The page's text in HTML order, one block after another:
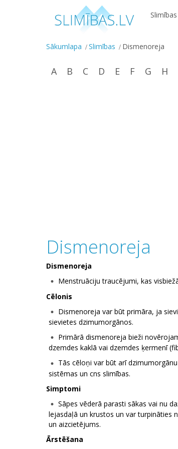
Slimības
Sākumlapa Slimības Dismenoreja
A B C D E F G H
Dismenoreja
Dismenoreja
Menstruāciju traucējumi, kas
Cēlonis
Dismenoreja var būt primāra, ja
sievietes dzimumorgānos.
Primārā dismenoreja bieži
dzemdes kaklā vai dzemdes ķermenī
Tās cēloņi var būt arī
sistēmas un cns slimības.
Simptomi
Sāpes vēderā parasti sākas vai nu
lejasdaļā un krustos un var turpināties
un aizcietējums.
Ārstēšana